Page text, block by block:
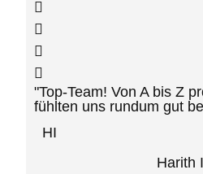
"Top-Team! Von A bis Z
fühlten uns rundum gut
HI
Harith